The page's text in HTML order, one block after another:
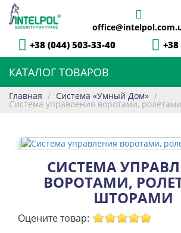
+38 (044) 503-33-40
КАТАЛОГ ТОВАРОВ
Главная / Система «Умный Дом» /
Система управления воротами,
СИСТЕМА
ВОРОТАМИ,
ШТОРАМИ
Оцените товар: